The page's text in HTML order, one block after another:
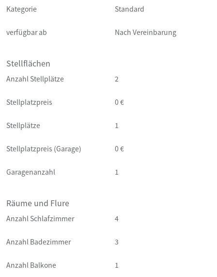
Kategorie Standard
verfügbar ab Nach Vereinbarung
Stellflächen
Anzahl Stellplätze 2
Stellplatzpreis 0 €
Stellplätze 1
Stellplatzpreis (Garage) 0 €
Garagenanzahl 1
Räume und Flure
Anzahl Schlafzimmer 4
Anzahl Badezimmer 3
Anzahl Balkone 1